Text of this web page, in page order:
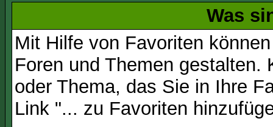
Was
Mit Hilfe von Favoriten
Foren und Themen
oder Thema, das Sie in Ihre
Link "... zu Favoriten